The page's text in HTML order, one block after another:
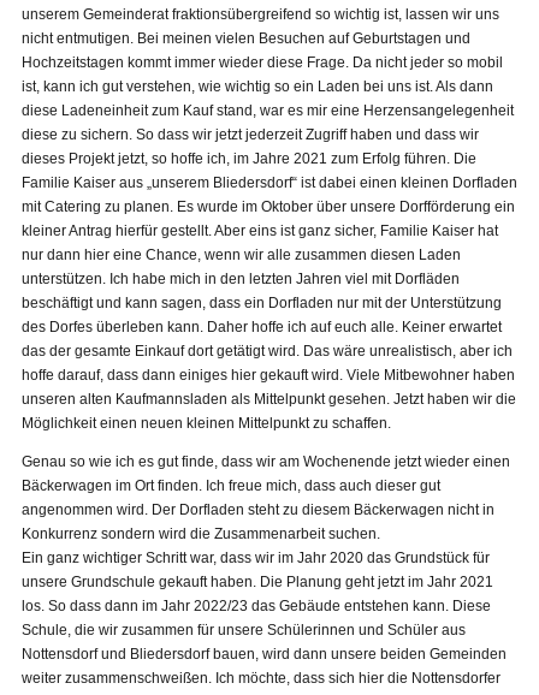
unserem Gemeinderat fraktionsübergreifend so wichtig ist, lassen wir uns
nicht entmutigen. Bei meinen vielen Besuchen auf Geburtstagen und
Hochzeitstagen kommt immer wieder diese Frage. Da nicht jeder so mobil
ist, kann ich gut verstehen, wie wichtig so ein Laden bei uns ist. Als dann
diese Ladeneinheit zum Kauf stand, war es mir eine Herzensangelegenheit
diese zu sichern. So dass wir jetzt jederzeit Zugriff haben und dass wir
dieses Projekt jetzt, so hoffe ich, im Jahre 2021 zum Erfolg führen. Die
Familie Kaiser aus „unserem Bliedersdorf“ ist dabei einen kleinen Dorfladen
mit Catering zu planen. Es wurde im Oktober über unsere Dorfförderung ein
kleiner Antrag hierfür gestellt. Aber eins ist ganz sicher, Familie Kaiser hat
nur dann hier eine Chance, wenn wir alle zusammen diesen Laden
unterstützen. Ich habe mich in den letzten Jahren viel mit Dorfläden
beschäftigt und kann sagen, dass ein Dorfladen nur mit der Unterstützung
des Dorfes überleben kann. Daher hoffe ich auf euch alle. Keiner erwartet
das der gesamte Einkauf dort getätigt wird. Das wäre unrealistisch, aber ich
hoffe darauf, dass dann einiges hier gekauft wird. Viele Mitbewohner haben
unseren alten Kaufmannsladen als Mittelpunkt gesehen. Jetzt haben wir die
Möglichkeit einen neuen kleinen Mittelpunkt zu schaffen.
Genau so wie ich es gut finde, dass wir am Wochenende jetzt wieder einen
Bäckerwagen im Ort finden. Ich freue mich, dass auch dieser gut
angenommen wird. Der Dorfladen steht zu diesem Bäckerwagen nicht in
Konkurrenz sondern wird die Zusammenarbeit suchen.
Ein ganz wichtiger Schritt war, dass wir im Jahr 2020 das Grundstück für
unsere Grundschule gekauft haben. Die Planung geht jetzt im Jahr 2021
los. So dass dann im Jahr 2022/23 das Gebäude entstehen kann. Diese
Schule, die wir zusammen für unsere Schülerinnen und Schüler aus
Nottensdorf und Bliedersdorf bauen, wird dann unsere beiden Gemeinden
weiter zusammenschweißen. Ich möchte, dass sich hier die Nottensdorfer